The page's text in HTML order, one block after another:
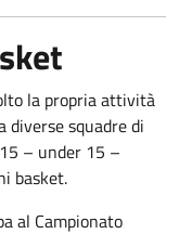
la propria attività
squadre di
– under 15 –
basket.
al Campionato